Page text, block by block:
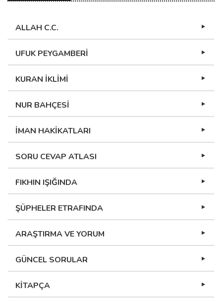
ALLAH C.C.
UFUK PEYGAMBERİ
KURAN İKLİMİ
NUR BAHÇESİ
İMAN HAKİKATLARI
SORU CEVAP ATLASI
FIKHIN IŞIĞINDA
ŞÜPHELER ETRAFINDA
ARAŞTIRMA VE YORUM
GÜNCEL SORULAR
KİTAPÇA